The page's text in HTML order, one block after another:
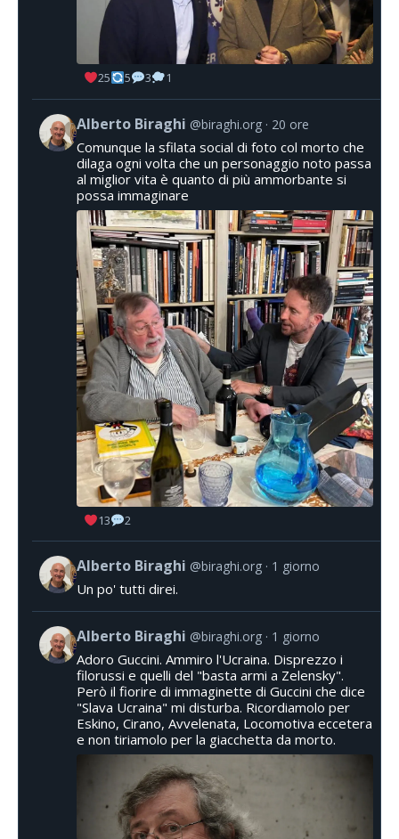
25 5 3 1
Alberto Biraghi @biraghi.org 20 ore
Comunque la sfilata social di foto col morto che
dilaga ogni volta che un personaggio noto passa
al miglior vita è quanto di più ammorbante si
possa immaginare
13 2
Alberto Biraghi @biraghi.org 1 giorno
Un po' tutti direi.
Alberto Biraghi @biraghi.org 1 giorno
Adoro Guccini. Ammiro l'Ucraina. Disprezzo i
filorussi e quelli del "basta armi a Zelensky".
Però il fiorire di immaginette di Guccini che dice
"Slava Ucraina" mi disturba. Ricordiamolo per
Eskino, Cirano, Avvelenata, Locomotiva eccetera
e non tiriamolo per la giacchetta da morto.